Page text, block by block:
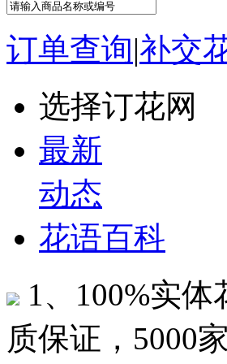
订单查询|补交
选择订花网
最新
动态
花语百科
1、100%实
质保证，5000